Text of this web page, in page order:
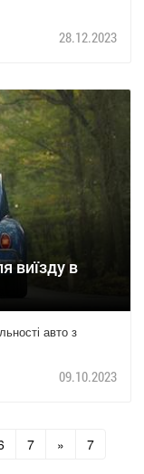
28.12.2023
виїзду в
авто з
09.10.2023
7 » 7